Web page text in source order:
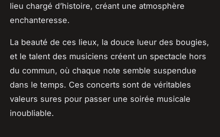
lieu chargé d’histoire, créant une atmosphère
enchanteresse.
La beauté de ces lieux, la douce lueur des bougies,
et le talent des musiciens créent un spectacle hors
du commun, où chaque note semble suspendue
dans le temps. Ces concerts sont de véritables
valeurs sures pour passer une soirée musicale
inoubliable.